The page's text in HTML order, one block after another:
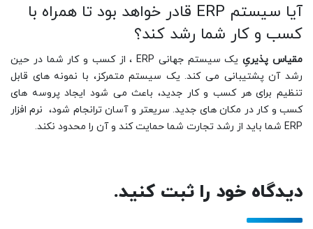
آیا سیستم ERP قادر خواهد بود تا همراه با
کسب و کار شما رشد کند؟
مقیاس پذیریِ
یک سیستم جهانی ERP ، از کسب و کار شما در حین
رشد آن پشتیبانی می کند. یک سیستم متمرکز، با نمونه های قابل
تنظیم برای هر کسب و کار جدید، باعث می شود ایجاد پروسه های
کسب و کار در مکان های جدید. سریعتر و آسان ترانجام شود، نرم افزار
ERP شما باید از رشد تجارت شما حمایت کند و آن را محدود نکند.
دیدگاه خود را ثبت کنید.